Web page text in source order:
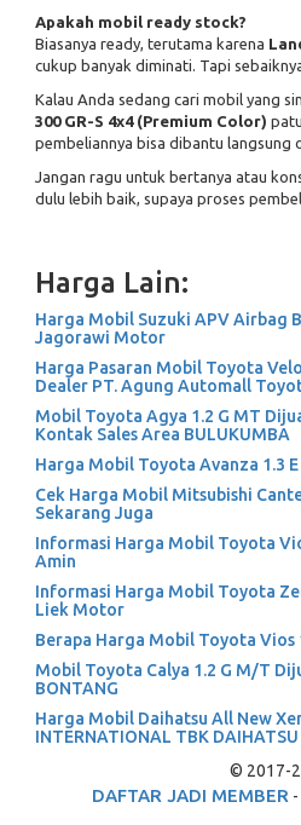
Apakah mobil ready stock?
Biasanya ready, terutama karena
cukup banyak diminati. Tapi
Kalau Anda sedang cari mobil yang
300 GR-S 4x4 (Premium Color)
pembeliannya bisa dibantu langsung
Jangan ragu untuk bertanya atau
dulu lebih baik, supaya proses
Harga Lain:
Harga Mobil Suzuki APV Airbag
Jagorawi Motor
Harga Pasaran Mobil Toyota
Dealer PT. Agung Automall
Mobil Toyota Agya 1.2 G MT
Kontak Sales Area BULUKUMBA
Harga Mobil Toyota Avanza 1.3
Cek Harga Mobil Mitsubishi
Sekarang Juga
Informasi Harga Mobil Toyota
Amin
Informasi Harga Mobil Toyota
Liek Motor
Berapa Harga Mobil Toyota Vios
Mobil Toyota Calya 1.2 G M/T
BONTANG
Harga Mobil Daihatsu All New
INTERNATIONAL TBK DAIHATSU
© 2017-
DAFTAR JADI MEMBER -